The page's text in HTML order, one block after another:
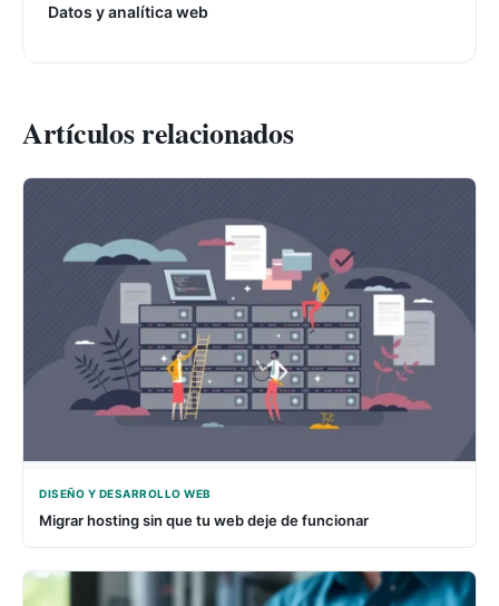
Datos y analítica web
Artículos relacionados
DISEÑO Y DESARROLLO WEB
Migrar hosting sin que tu web deje de funcionar